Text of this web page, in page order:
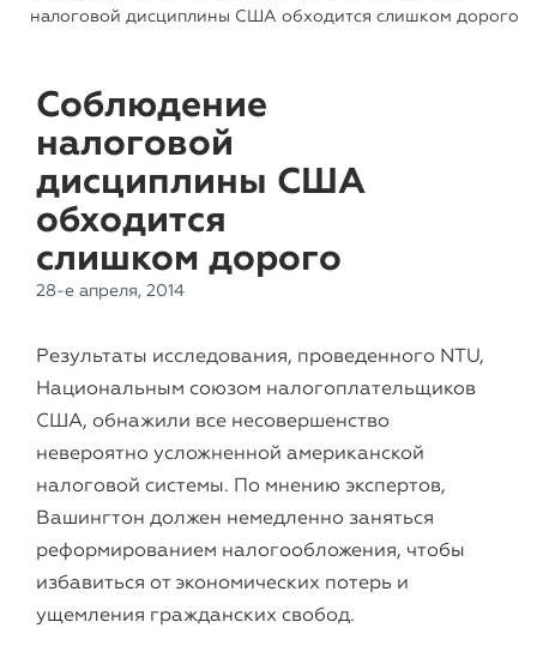
налоговой дисциплины США обходится слишком дорого
Соблюдение
налоговой
дисциплины США
обходится
слишком дорого
28-е апреля, 2014
Результаты исследования, проведенного NTU,
Национальным союзом налогоплательщиков
США, обнажили все несовершенство
невероятно усложненной американской
налоговой системы. По мнению экспертов,
Вашингтон должен немедленно заняться
реформированием налогообложения, чтобы
избавиться от экономических потерь и
ущемления гражданских свобод.